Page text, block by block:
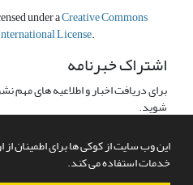
این وب سایت از کوکی ها برای اطمینان از
خدمات استفاده می کند.
under aCreative Commons
License.
اشتراک خبرنامه
برای دریافت اخبار و اطلاعیه های
شوید.